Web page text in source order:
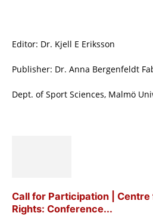
Editor: Dr. Kjell E Eriksson
Publisher: Dr. Anna Bergenfeldt
Dept. of Sport Sciences, Malmö
Call for Participation |
Rights: Conference...